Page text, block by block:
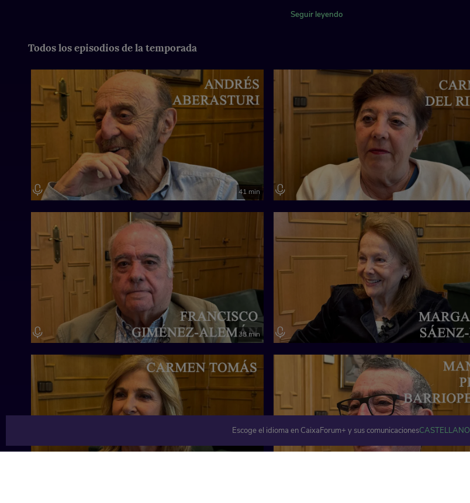
Asociación de la Prensa de Madrid, con la colaboración de Fundación "la Caixa"
Dirección: José Antonio Piñero
Locución cabecera: Juan Ochoa y Tere Vilas
Música instrumental: Laura Mondéjar
Seguir leyendo
Todos los episodios de la temporada
41 min
38 min
Escoge el idioma en CaixaForum+ y sus comunicacionesCASTELLANO